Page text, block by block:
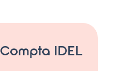
Compta IDEL